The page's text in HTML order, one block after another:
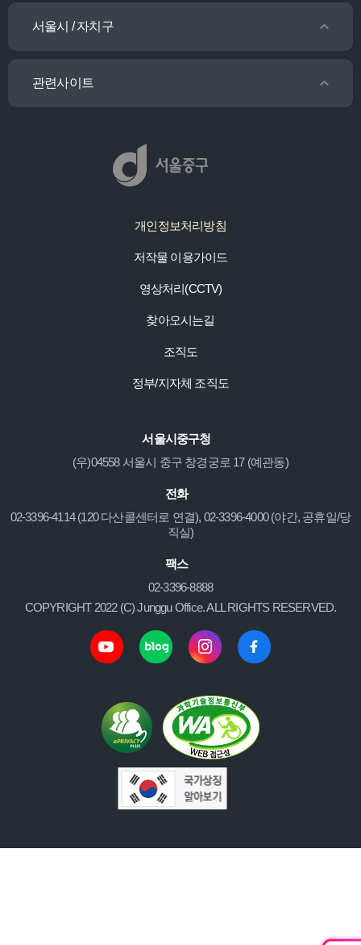
서울시 / 자치구
관련사이트
개인정보처리방침
저작물 이용가이드
영상처리(CCTV)
찾아오시는길
조직도
정부/지자체 조직도
서울시중구청
(우)04558 서울시 중구 창경궁로 17 (예관동)
전화
02-3396-4114 (120 다산콜센터로 연결), 02-3396-4000 (야간, 공휴일/당
직실)
팩스
02-3396-8888
COPYRIGHT 2022 (C) Junggu Office. ALL RIGHTS RESERVED.